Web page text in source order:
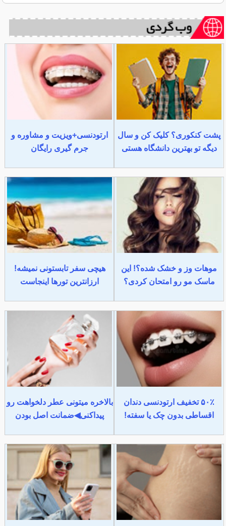
پشت کنکوری؟ کلیک کن و سال
دیگه تو بهترین دانشگاه هستی
ارتودنسی+ویزیت و مشاوره و
جرم گیری رایگان
موهات وز و خشک شده؟! این
ماسک مو رو امتحان کردی؟
هیچی سفر تابستونی نمیشه!
ارزانترین تورها اینجاست
۵۰٪ تخفیف ارتودنسی دندان
اقساطی بدون چک یا سفته!
بالاخره میتونی عطر دلخواهت رو
پیداکنی◀ضمانت اصل بودن